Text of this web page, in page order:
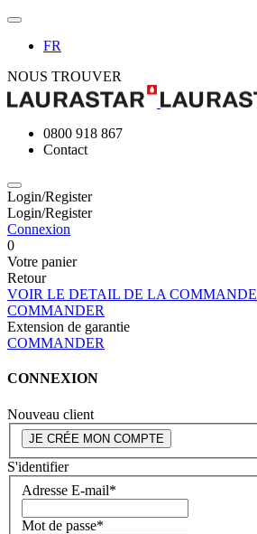
FR
NOUS TROUVER
0800 918 867
Contact
Login/Register
Login/Register
Connexion
0
Votre panier
Retour
VOIR LE DETAIL DE LA COMMANDE
COMMANDER
Extension de garantie
COMMANDER
CONNEXION
Nouveau client
JE CRÉE MON COMPTE
S'identifier
Adresse E-mail*
Mot de passe*